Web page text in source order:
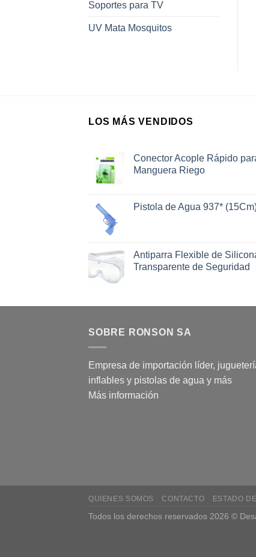
Soportes para TV
UV Mata Mosquitos
LOS MÁS VENDIDOS
Conector Acople Rápido
Manguera Riego
Pistola de Agua 937*
Antiparra Flexible de
Transparente de Seguridad
SOBRE RONSON SA
Empresa de importación líder,
inflables y pistolas de agua y más
Más información
QUIENES SOMOS CONTACTO ESTADO
Todos los derechos reservados 2026 ©